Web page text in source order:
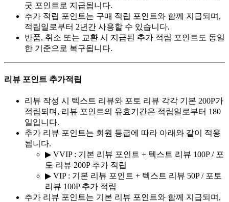
굿 포인트로 지급됩니다.
추가 적립 포인트는 구매 적립 포인트와 함께 지급되며,
적립일로부터 2년간 사용할 수 있습니다.
반품, 취소 또는 교환 시 지급된 추가 적립 포인트도 동일
한 기준으로 복구됩니다.
리뷰 포인트 추가적립
리뷰 작성 시 텍스트 리뷰와 포토 리뷰 각각 기본 200P가
적립되며, 리뷰 포인트의 유효기간은 적립일로부터 180
일입니다.
추가 리뷰 포인트는 회원 등급에 따라 아래와 같이 적용
됩니다.
▶ VVIP : 기본 리뷰 포인트 + 텍스트 리뷰 100P / 포
토 리뷰 200P 추가 적립
▶ VIP : 기본 리뷰 포인트 + 텍스트 리뷰 50P / 포토
리뷰 100P 추가 적립
추가 리뷰 포인트는 기본 리뷰 포인트와 함께 지급되며,